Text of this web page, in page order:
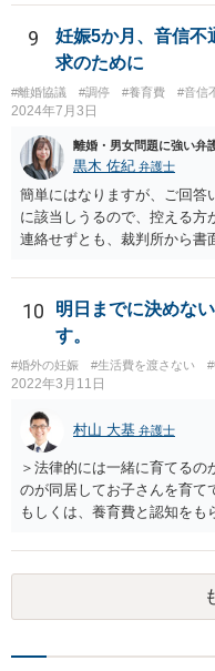
してはいかがでしょうか。
ちまちです。 弊所の場合、
多いかと思います。
9
妊娠5か月、音信不
求のために
#離婚協議 #調停 #養育費 #音信
2024年7月3日
離婚・男女問題に強い弁
黒木 佐紀 弁護士
簡単にはなりますが、ご回答
に該当しうるので、控える方
連絡せずとも、裁判所から書
いのであれば、調停や訴訟を
10
明日までに決めな
す。
#婚外の妊娠 #生活費を渡さない
2022年3月11日
村山 大基 弁護士
＞法律的には一緒に育てるの
のが同居してお子さんを育て
もしくは、養育費と認知を
す。 また、認知されたこと
ますので、 養育費を請求で
ったり、行方不明だったり
ります。